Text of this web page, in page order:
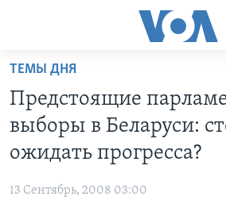
Перейти
основной
контент
основной
ПРОГРАММЫ
ПРОЕКТЫ
ТЕМЫ ДНЯ
Предстоящие
выборы в Беларуси:
ожидать прогресса?
13 Сентябрь, 2008 03:00